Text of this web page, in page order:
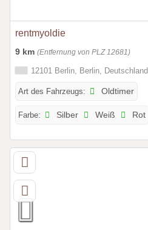
rentmyoldie
9 km (Entfernung von PLZ 12681)
12101 Berlin, Berlin, Deutschland
Art des Fahrzeugs: Oldtimer
Farbe: Silber Weiß Rot